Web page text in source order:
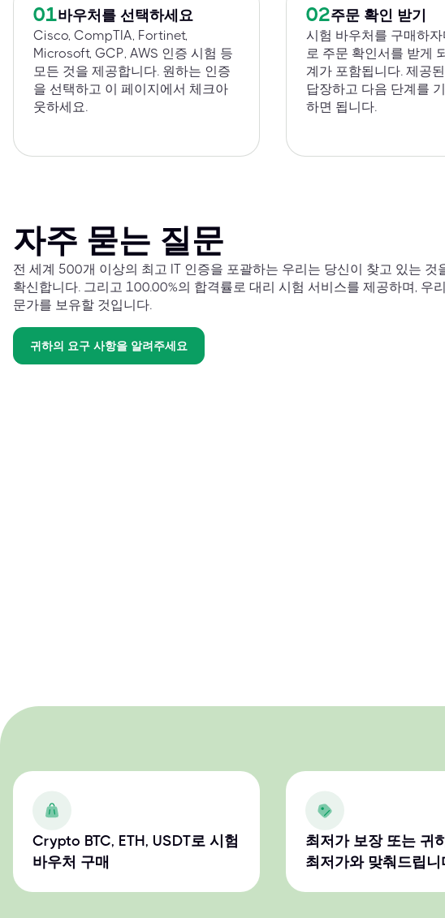
01바우처를 선택하세요
Cisco, CompTIA, Fortinet,
Microsoft, GCP, AWS 인증 시험 등
모든 것을 제공합니다. 원하는 인증
을 선택하고 이 페이지에서 체크아
웃하세요.
02주문 확인 받기
시험 바우처를 구매하
로 주문 확인서를 받게
계가 포함됩니다. 제공
답장하고 다음 단계를
하면 됩니다.
자주 묻는 질문
전 세계 500개 이상의 최고 IT 인증을 포괄하는 우리는 당신이 찾고 있는 것
확신합니다. 그리고 100.00%의 합격률로 대리 시험 서비스를 제공하며, 우
문가를 보유할 것입니다.
귀하의 요구 사항을 알려주세요
Crypto BTC, ETH, USDT로 시험
바우처 구매
최저가 보장 또는 귀
최저가와 맞춰드립니